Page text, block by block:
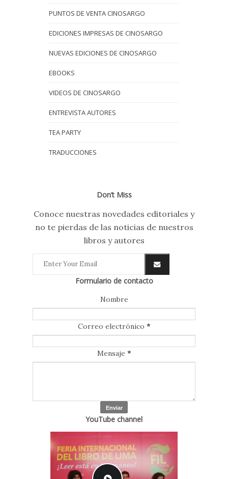
PUNTOS DE VENTA CINOSARGO
EDICIONES IMPRESAS DE CINOSARGO
NUEVAS EDICIONES DE CINOSARGO
EBOOKS
VIDEOS DE CINOSARGO
ENTREVISTA AUTORES
TEA PARTY
TRADUCCIONES
Don’t Miss
Conoce nuestras novedades editoriales y
no te pierdas de las noticias de nuestros
libros y autores
Formulario de contacto
Nombre
Correo electrónico *
Mensaje *
YouTube channel